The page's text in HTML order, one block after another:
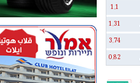
1.1
1.31
3.74
0.82